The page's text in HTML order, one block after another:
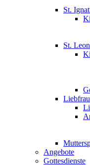
St.
St.
Angebote
Gottesdienste